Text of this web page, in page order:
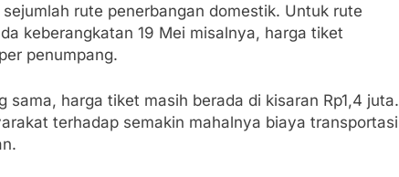
rute penerbangan domestik. Untuk rute
keberangkatan 19 Mei misalnya, harga tiket
penumpang.
harga tiket masih berada di kisaran Rp1,4 juta.
terhadap semakin mahalnya biaya transportasi